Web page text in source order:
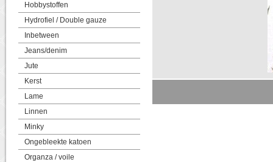
Hobbystoffen
Hydrofiel / Double gauze
Inbetween
Jeans/denim
Jute
Kerst
Lame
Linnen
Minky
Ongebleekte katoen
Organza / voile